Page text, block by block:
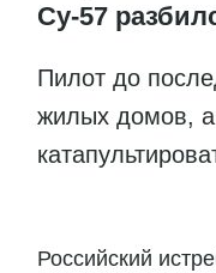
Су-57
Пилот до
жилых домов,
Российский